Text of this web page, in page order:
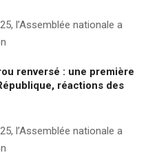
l’Assemblée nationale a
renversé : une première
réactions des
l’Assemblée nationale a